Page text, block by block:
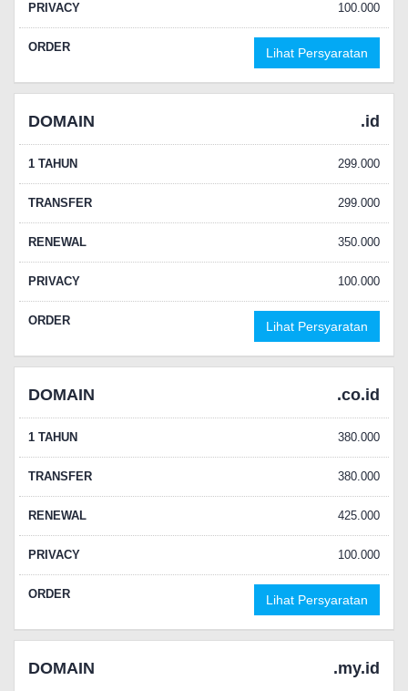
PRIVACY 100.000
ORDER Lihat Persyaratan
DOMAIN .id
1 TAHUN 299.000
TRANSFER 299.000
RENEWAL 350.000
PRIVACY 100.000
ORDER Lihat Persyaratan
DOMAIN .co.id
1 TAHUN 380.000
TRANSFER 380.000
RENEWAL 425.000
PRIVACY 100.000
ORDER Lihat Persyaratan
DOMAIN .my.id